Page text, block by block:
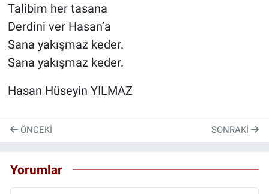
Talibim her tasana
Derdini ver Hasan’a
Sana yakışmaz keder.
Sana yakışmaz keder.
Hasan Hüseyin YILMAZ
ÖNCEKI SONRAKI
Yorumlar